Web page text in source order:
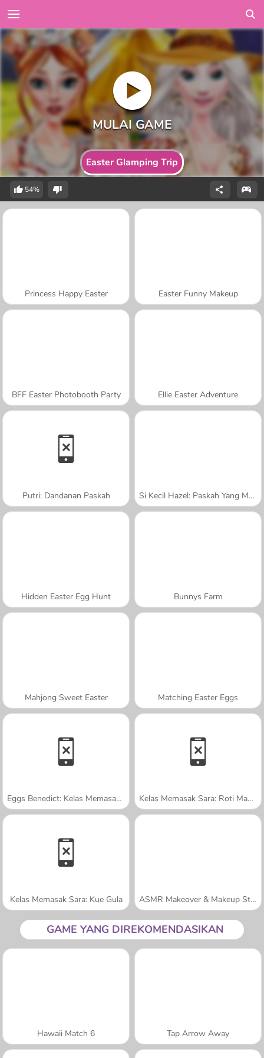
Easter Glamping Trip
54%
Princess Happy Easter Easter Funny Makeup
BFF Easter Photobooth Party Ellie Easter Adventure
Putri: Dandanan Paskah Si Kecil Hazel: Paskah Yang Menyenangkan
Hidden Easter Egg Hunt Bunnys Farm
Mahjong Sweet Easter Matching Easter Eggs
Eggs Benedict: Kelas Memasak Sara Kelas Memasak Sara: Roti Manis Kelinci
Kelas Memasak Sara: Kue Gula ASMR Makeover & Makeup Studio
GAME YANG DIREKOMENDASIKAN
Hawaii Match 6 Tap Arrow Away